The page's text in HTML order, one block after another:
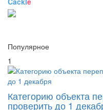
1
Категорию объекта
проверить до 1